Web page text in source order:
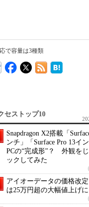
で容量は3種類
セストップ10
Snapdragon X2搭載「
ンチ」「Surface Pro 13イ
PCの“完成形”？ 外観を
ックしてみた
アイオーデータの価格改
は25万円超の大幅値上げに